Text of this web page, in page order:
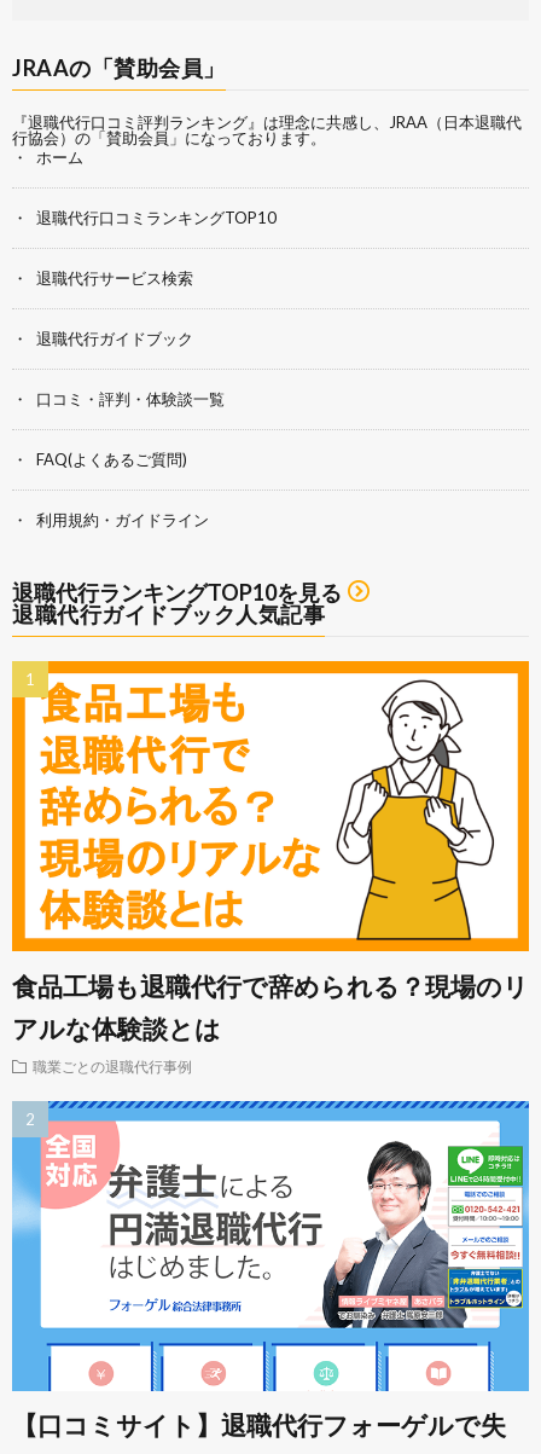
JRAAの「賛助会員」
『退職代行口コミ評判ランキング』は理念に共感し、
JRAA（日本退職代
行協会） の「賛助会員」になっております。
ホーム
退職代行口コミランキングTOP10
退職代行サービス検索
退職代行ガイドブック
口コミ・評判・体験談一覧
FAQ(よくあるご質問)
利用規約・ガイドライン
退職代行ランキングTOP10を見る
退職代行ガイドブック人気記事
食品工場も退職代行で辞められる？現場のリ
アルな体験談とは
職業ごとの退職代行事例
【口コミサイト】退職代行フォーゲルで失